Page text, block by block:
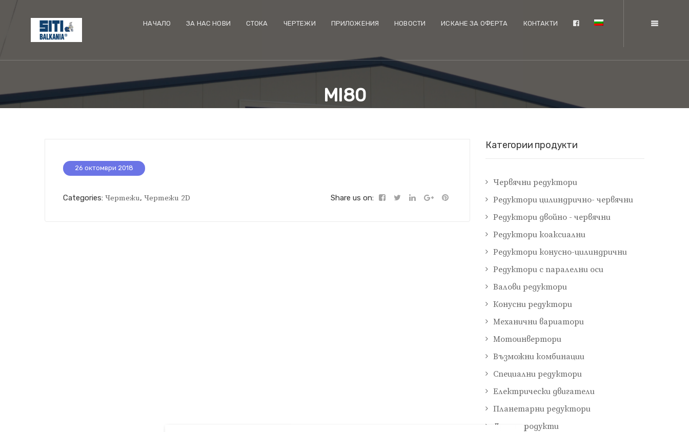
НАЧАЛО ЗА НАС НОВИ CТОКА ЧЕРТЕЖИ ПРИЛОЖЕНИЯ НОВОСТИ ИСКАНЕ ЗА ОФЕРТА КОНТАКТИ
MI80
26 октомври 2018
Categories: Чертежи, Чертежи 2D Share us on:
Категории продукти
Червячни редуктори
Редуктори цилиндрично- червячни
Редуктори двойно - червячни
Редуктори коаксиални
Редуктори конусно-цилиндрични
Редуктори с паралелни оси
Валови редуктори
Конусни редуктори
Механични вариатори
Мотоинвертори
Възможни комбинации
Специални редуктори
Електрически двигатели
Планетарни редуктори
Други продукти